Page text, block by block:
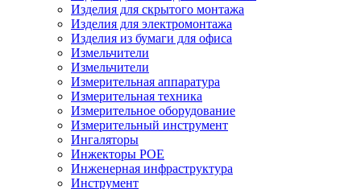
Изделия для скрытого монтажа
Изделия для электромонтажа
Изделия из бумаги для офиса
Измельчители
Измельчители
Измерительная аппаратура
Измерительная техника
Измерительное оборудование
Измерительный инструмент
Ингаляторы
Инжекторы POE
Инженерная инфраструктура
Инструмент